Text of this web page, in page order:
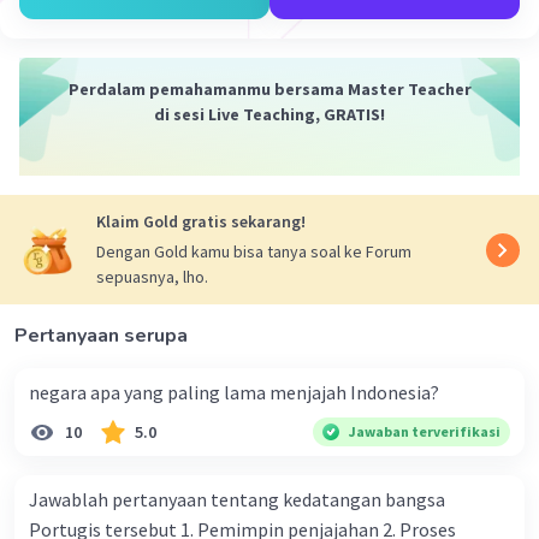
Penjajahan bangsa asing terhadap Indonesia telah
Beri Rating·0.0(0) Balas
Salsabila M Community Level 58
13 Mei 2024 12:45
Bangsa asing menjajah Indonesia sehingga
menjadikan bangsa Indonesia menderita secara
sosial, politik, ekonomi, dan budaya.
bagi masyarakat Indonesia karena adanya
penindasan, diskriminasi, dan pembatasan
terhadap kebebasan mereka. Masyarakat
diperlakukan secara tidak adil oleh penguasa
Perdalam pemahamanmu bersama Master Teacher
di sesi Live Teaching, GRATIS!
Klaim Gold gratis sekarang!
Dengan Gold kamu bisa tanya soal ke Forum
sepuasnya, lho.
Pertanyaan serupa
negara apa yang paling lama menjajah Indonesia?
10 5.0 Jawaban terverifikasi
Jawablah pertanyaan tentang kedatangan bangsa
Portugis tersebut 1. Pemimpin penjajahan 2. Proses